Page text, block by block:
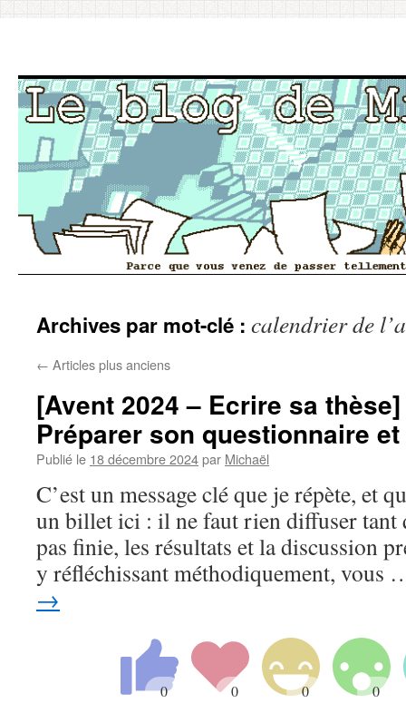
au
contenu
Archives par mot-clé : calendrier de
← Articles plus anciens
[Avent 2024 – Ecrire sa
Préparer son questionnaire
Publié le 18 décembre 2024par Michaël
C’est un message clé que je répète, et
un billet ici : il ne faut rien diffuser tant
pas finie, les résultats et la discussion
y réfléchissant méthodiquement,
→